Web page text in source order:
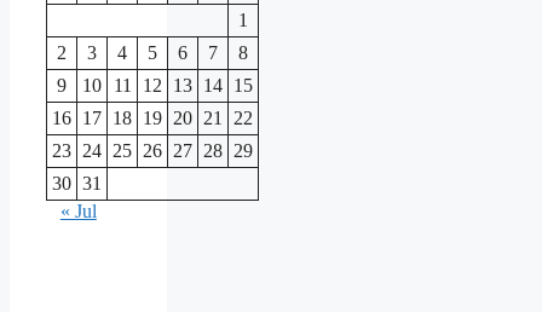
1
2
3 4 5 6 7
8
9
10 11 12 13 14 15
16 17 18 19 20 21
22
23 24 25 26 27 28 29
30 31
« Jul